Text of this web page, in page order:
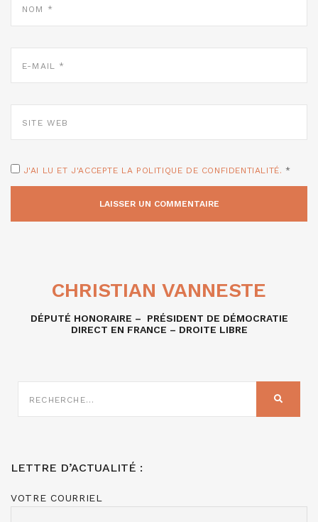
MAIL
WEB
J'AI LU ET J'ACCEPTE LA POLITIQUE DE CONFIDENTIALITÉ. *
CHRISTIAN VANNESTE
DÉPUTÉ HONORAIRE – PRÉSIDENT DE DÉMOCRATIE
DIRECT EN FRANCE – DROITE LIBRE
SUR
LETTRE D’ACTUALITÉ :
VOTRE COURRIEL